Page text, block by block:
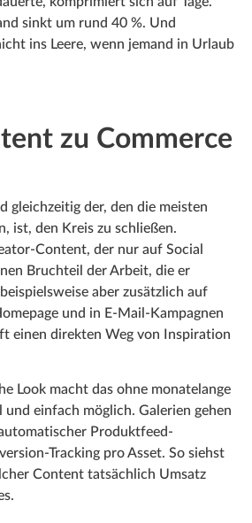
sinkt um rund 40 %. Und
ins Leere, wenn jemand in Urlaub
zu Commerce
gleichzeitig der, den die meisten
ist, den Kreis zu schließen.
Content, der nur auf Social
Bruchteil der Arbeit, die er
aber zusätzlich auf
und in E-Mail-Kampagnen
einen direkten Weg von Inspiration
Look macht das ohne monatelange
und einfach möglich. Galerien gehen
Produktfeed-
Tracking pro Asset. So siehst
Content tatsächlich Umsatz